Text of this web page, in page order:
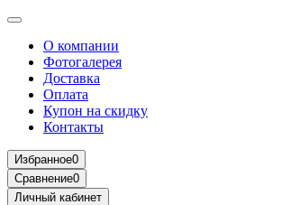
О компании
Фотогалерея
Доставка
Оплата
Купон на скидку
Контакты
Избранное0
Сравнение0
Личный кабинет